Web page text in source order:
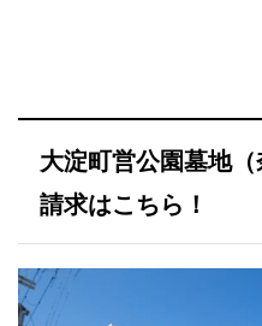
大淀町営公園墓地
請求はこちら！